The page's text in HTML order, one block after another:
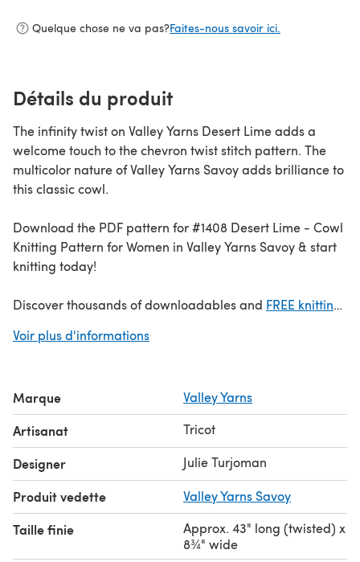
Quelque chose ne va pas?Faites-nous savoir ici.
Détails du produit
The infinity twist on Valley Yarns Desert Lime adds a
welcome touch to the chevron twist stitch pattern. The
multicolor nature of Valley Yarns Savoy adds brilliance to
this classic cowl.
Download the PDF pattern for #1408 Desert Lime - Cowl
Knitting Pattern for Women in Valley Yarns Savoy & start
knitting today!
Discover thousands of downloadables and FREE knitting
Voir plus d'informations
Marque Valley Yarns
Artisanat Tricot
Designer Julie Turjoman
Produit vedette Valley Yarns Savoy
Taille finie
Approx. 43" long (twisted) x
8¾" wide